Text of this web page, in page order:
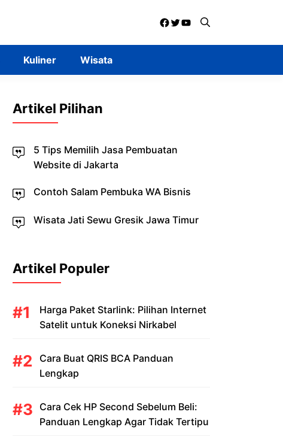
Facebook
Twitter
YouTube
Kuliner Wisata
Artikel Pilihan
5 Tips Memilih Jasa Pembuatan
Website di Jakarta
Contoh Salam Pembuka WA Bisnis
Wisata Jati Sewu Gresik Jawa Timur
Artikel Populer
Harga Paket Starlink: Pilihan Internet
Satelit untuk Koneksi Nirkabel
Cara Buat QRIS BCA Panduan
Lengkap
Cara Cek HP Second Sebelum Beli:
Panduan Lengkap Agar Tidak Tertipu